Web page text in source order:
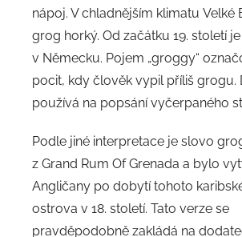
nápoj. V chladnějším klimatu Velké
grog horký. Od začátku 19. století
v Německu. Pojem „groggy“
pocit, kdy člověk vypil příliš grogu.
používá na popsání vyčerpaného
Podle jiné interpretace je slovo
z Grand Rum Of Grenada a bylo
Angličany po dobytí tohoto
ostrova v 18. století. Tato verze se
pravděpodobně zakládá na